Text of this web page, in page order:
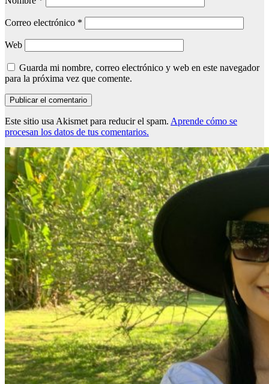
Correo electrónico *
Web
Guarda mi nombre, correo electrónico y web en este navegador
para la próxima vez que comente.
Este sitio usa Akismet para reducir el spam. Aprende cómo se
procesan los datos de tus comentarios.